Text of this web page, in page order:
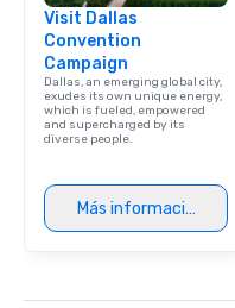
Visit Dallas
Convention
Campaign
Dallas, an emerging global city,
exudes its own unique energy,
which is fueled, empowered
and supercharged by its
diverse people.
Más información